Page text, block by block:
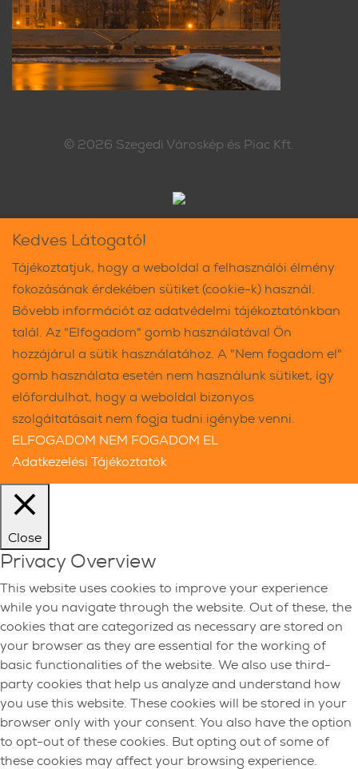
© 2026 Szegedi Városkép és Piac Kft.
Kedves Látogató!
Tájékoztatjuk, hogy a weboldal a felhasználói élmény
fokozásának érdekében sütiket (cookie-k) használ.
Bővebb információt az adatvédelmi tájékoztatónkban
talál. Az "Elfogadom" gomb használatával Ön
hozzájárul a sütik használatához. A "Nem fogadom el"
gomb használata esetén nem használunk sütiket, így
előfordulhat, hogy a weboldal bizonyos
szolgáltatásait nem fogja tudni igénybe venni.
ELFOGADOM NEM FOGADOM EL
Adatkezelési Tájékoztatók
Close
Privacy Overview
This website uses cookies to improve your experience
while you navigate through the website. Out of these, the
cookies that are categorized as necessary are stored on
your browser as they are essential for the working of
basic functionalities of the website. We also use third-
party cookies that help us analyze and understand how
you use this website. These cookies will be stored in your
browser only with your consent. You also have the option
to opt-out of these cookies. But opting out of some of
these cookies may affect your browsing experience.